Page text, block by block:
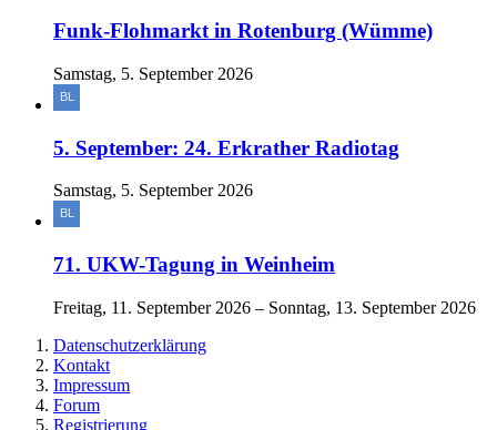
Funk-Flohmarkt in Rotenburg (Wümme)
Samstag, 5. September 2026
5. September: 24. Erkrather Radiotag
Samstag, 5. September 2026
71. UKW-Tagung in Weinheim
Freitag, 11. September 2026 – Sonntag, 13. September 2026
Datenschutzerklärung
Kontakt
Impressum
Forum
Registrierung